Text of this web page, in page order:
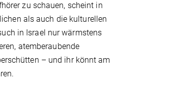
zu schauen, scheint in
als auch die kulturellen
in Israel nur wärmstens
atemberaubende
– und ihr könnt am